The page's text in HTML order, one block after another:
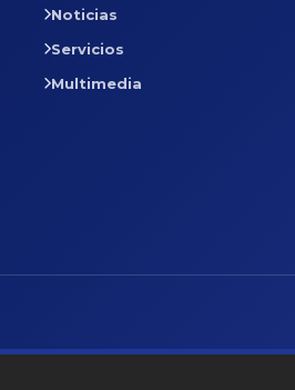
Noticias
Servicios
Multimedia